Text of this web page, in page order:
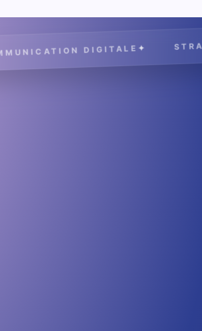
✦ STRATÉGIE DE